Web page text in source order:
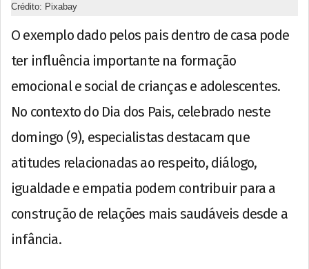
Crédito: Pixabay
O exemplo dado pelos pais dentro de casa pode
ter influência importante na formação
emocional e social de crianças e adolescentes.
No contexto do Dia dos Pais, celebrado neste
domingo (9), especialistas destacam que
atitudes relacionadas ao respeito, diálogo,
igualdade e empatia podem contribuir para a
construção de relações mais saudáveis desde a
infância.